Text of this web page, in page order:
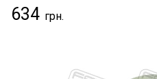
634